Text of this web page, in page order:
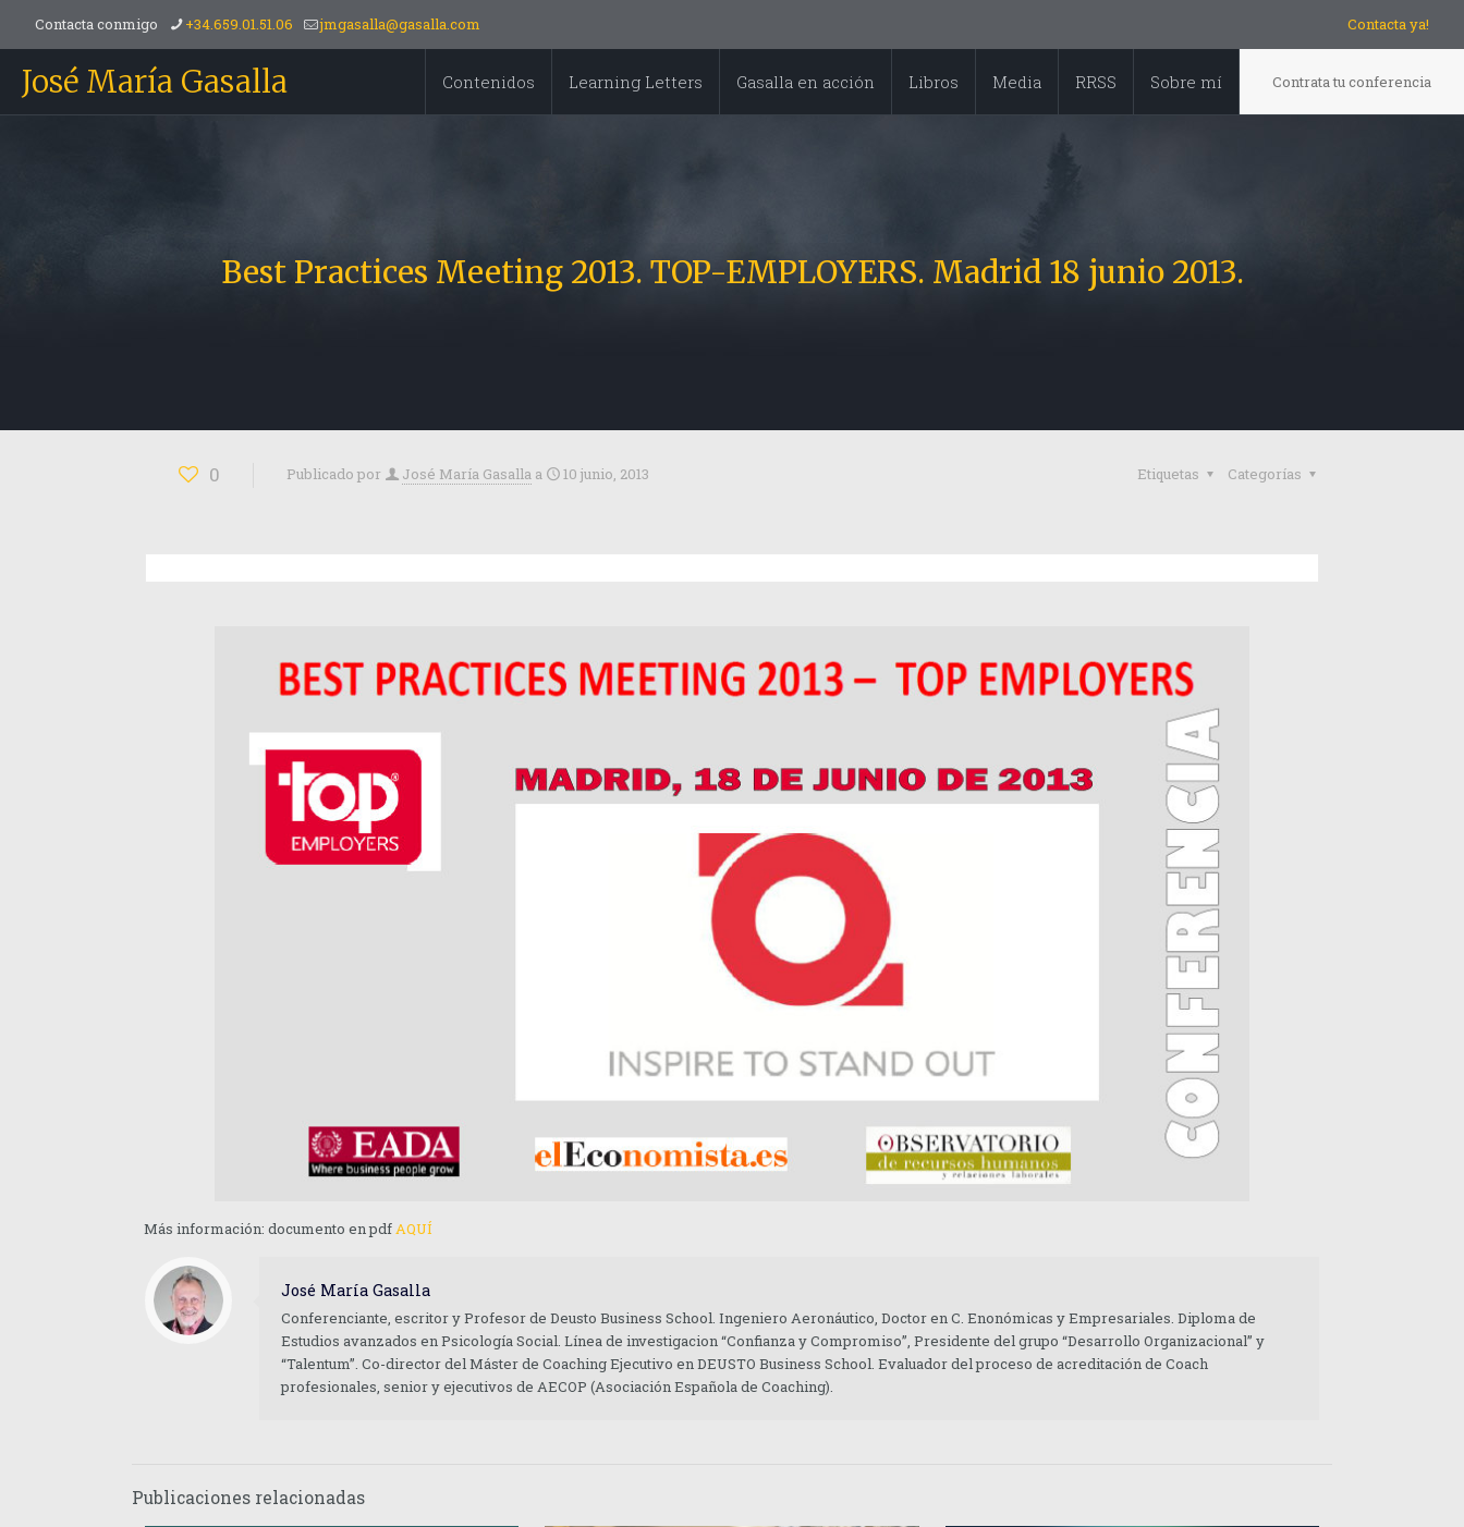
Contacta conmigo +34.659.01.51.06 jmgasalla@gasalla.com Contacta ya!
José María Gasalla Contenidos Learning Letters Gasalla en acción Libros Media RRSS Sobre mí Contrata tu conferencia
Best Practices Meeting 2013. TOP-EMPLOYERS. Madrid 18 junio 2013.
0 Publicado por José María Gasalla a 10 junio, 2013 Categorías
Etiquetas
Más información: documento en pdfAQUÍ
José María Gasalla
Conferenciante, escritor y Profesor de Deusto Business School. Ingeniero Aeronáutico, Doctor en C. Enonómicas y Empresariales. Diploma de
Estudios avanzados en Psicología Social. Línea de investigacion “Confianza y Compromiso”, Presidente del grupo “Desarrollo Organizacional” y
“Talentum”. Co-director del Máster de Coaching Ejecutivo en DEUSTO Business School. Evaluador del proceso de acreditación de Coach
profesionales, senior y ejecutivos de AECOP (Asociación Española de Coaching).
Publicaciones relacionadas